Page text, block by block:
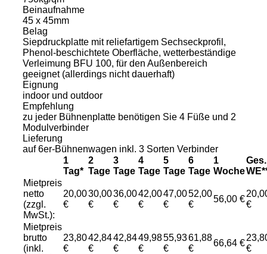
Beinaufnahme
45 x 45mm
Belag
Siepdruckplatte mit reliefartigem Sechseckprofil,
Phenol-beschichtete Oberfläche, wetterbeständige
Verleimung BFU 100, für den Außenbereich
geeignet (allerdings nicht dauerhaft)
Eignung
indoor und outdoor
Empfehlung
zu jeder Bühnenplatte benötigen Sie 4 Füße und 2
Modulverbinder
Lieferung
auf 6er-Bühnenwagen inkl. 3 Sorten Verbinder
1
Tag*
2
Tage
3
Tage
4
Tage
5
Tage
6
Tage
1
Woche
Ges.
Mietpreis
netto
(zzgl.
MwSt.):
20,00
€
30,00
€
36,00
€
42,00
€
47,00
€
52,00
€
56,00 €
€
Mietpreis
brutto
(inkl.
23,80
€
42,84
€
42,84
€
49,98
€
55,93
€
61,88
€
66,64 €
€